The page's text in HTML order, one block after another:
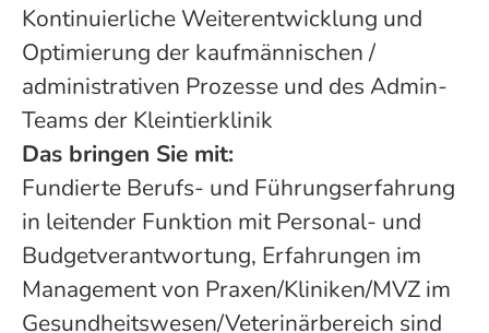
Kontinuierliche Weiterentwicklung und
Optimierung der kaufmännischen /
administrativen Prozesse und des Admin-
Teams der Kleintierklinik
Das bringen Sie mit:
Fundierte Berufs- und Führungserfahrung
in leitender Funktion mit Personal- und
Budgetverantwortung, Erfahrungen im
Management von Praxen/Kliniken/MVZ im
Gesundheitswesen/Veterinärbereich sind